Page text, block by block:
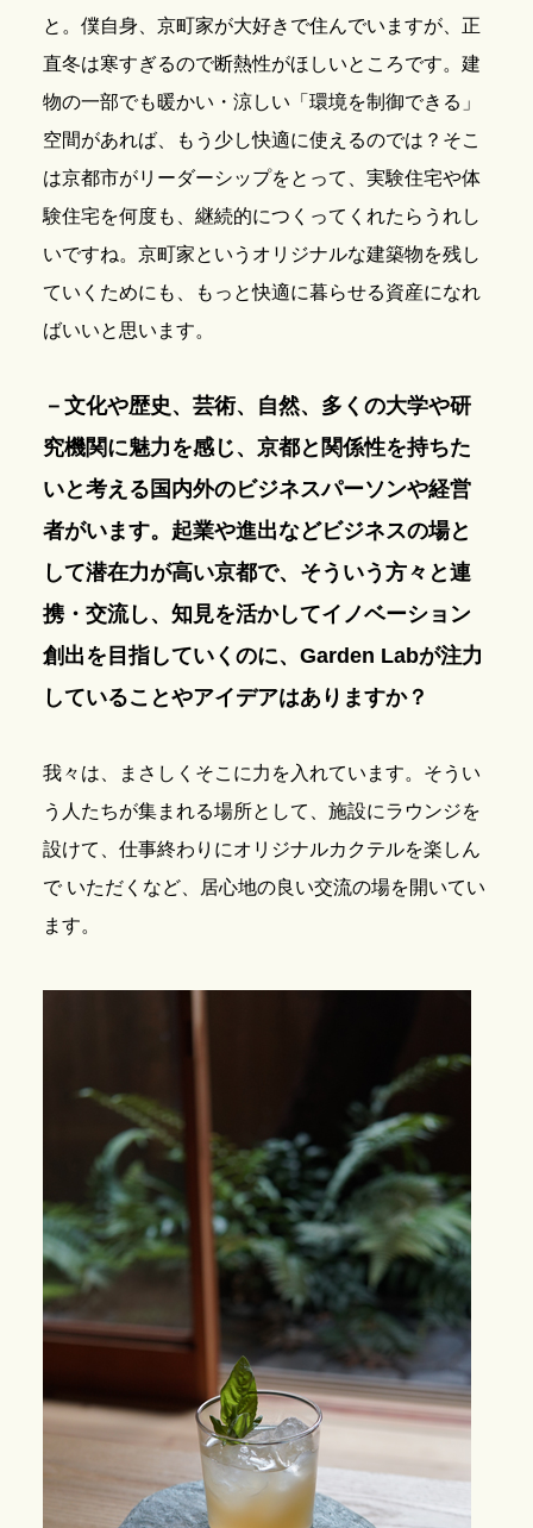
と。僕自身、京町家が大好きで住んでいますが、正
直冬は寒すぎるので断熱性がほしいところです。建
物の一部でも暖かい・涼しい「環境を制御できる」
空間があれば、もう少し快適に使えるのでは？そこ
は京都市がリーダーシップをとって、実験住宅や体
験住宅を何度も、継続的につくってくれたらうれし
いですね。京町家というオリジナルな建築物を残し
ていくためにも、もっと快適に暮らせる資産になれ
ばいいと思います。
－文化や歴史、芸術、自然、多くの大学や研
究機関に魅力を感じ、京都と関係性を持ちた
いと考える国内外のビジネスパーソンや経営
者がいます。起業や進出などビジネスの場と
して潜在力が高い京都で、そういう方々と連
携・交流し、知見を活かしてイノベーション
創出を目指していくのに、Garden Labが注力
していることやアイデアはありますか？
我々は、まさしくそこに力を入れています。そうい
う人たちが集まれる場所として、施設にラウンジを
設けて、仕事終わりにオリジナルカクテルを楽しん
で いただくなど、居心地の良い交流の場を開いてい
ます。